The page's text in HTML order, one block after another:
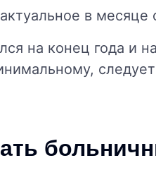
в месяце
на конец года и